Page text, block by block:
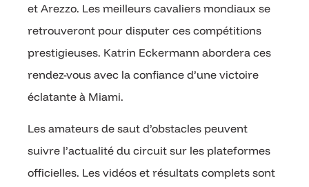
et Arezzo. Les meilleurs cavaliers mondiaux se
retrouveront pour disputer ces compétitions
prestigieuses. Katrin Eckermann abordera ces
rendez-vous avec la confiance d’une victoire
éclatante à Miami.
Les amateurs de saut d’obstacles peuvent
suivre l’actualité du circuit sur les plateformes
officielles. Les vidéos et résultats complets sont